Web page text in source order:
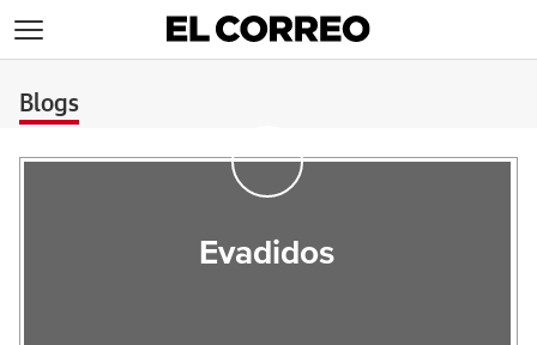
Blogs
Evadidos